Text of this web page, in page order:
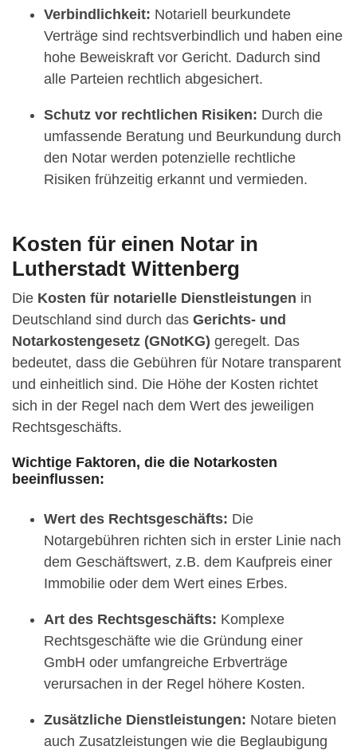
Verbindlichkeit: Notariell beurkundete
Verträge sind rechtsverbindlich und haben eine
hohe Beweiskraft vor Gericht. Dadurch sind
alle Parteien rechtlich abgesichert.
Schutz vor rechtlichen Risiken: Durch die
umfassende Beratung und Beurkundung durch
den Notar werden potenzielle rechtliche
Risiken frühzeitig erkannt und vermieden.
Kosten für einen Notar in
Lutherstadt Wittenberg
Die Kosten für notarielle Dienstleistungen in
Deutschland sind durch das Gerichts- und
Notarkostengesetz (GNotKG) geregelt. Das
bedeutet, dass die Gebühren für Notare transparent
und einheitlich sind. Die Höhe der Kosten richtet
sich in der Regel nach dem Wert des jeweiligen
Rechtsgeschäfts.
Wichtige Faktoren, die die Notarkosten
beeinflussen:
Wert des Rechtsgeschäfts: Die
Notargebühren richten sich in erster Linie nach
dem Geschäftswert, z.B. dem Kaufpreis einer
Immobilie oder dem Wert eines Erbes.
Art des Rechtsgeschäfts: Komplexe
Rechtsgeschäfte wie die Gründung einer
GmbH oder umfangreiche Erbverträge
verursachen in der Regel höhere Kosten.
Zusätzliche Dienstleistungen: Notare bieten
auch Zusatzleistungen wie die Beglaubigung